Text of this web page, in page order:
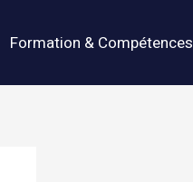
Formation & Compétences